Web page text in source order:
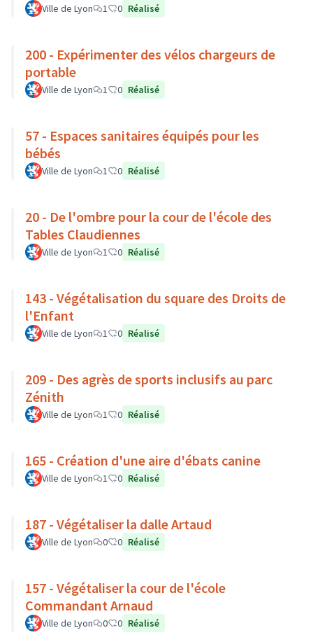
Ville de Lyon 1 0 Réalisé
200 - Expérimenter des vélos chargeurs de
portable
Ville de Lyon 1 0 Réalisé
57 - Espaces sanitaires équipés pour les
bébés
Ville de Lyon 1 0 Réalisé
20 - De l'ombre pour la cour de l'école des
Tables Claudiennes
Ville de Lyon 1 0 Réalisé
143 - Végétalisation du square des Droits de
l'Enfant
Ville de Lyon 1 0 Réalisé
209 - Des agrès de sports inclusifs au parc
Zénith
Ville de Lyon 1 0 Réalisé
165 - Création d'une aire d'ébats canine
Ville de Lyon 1 0 Réalisé
187 - Végétaliser la dalle Artaud
Ville de Lyon 0 0 Réalisé
157 - Végétaliser la cour de l'école
Commandant Arnaud
Ville de Lyon 0 0 Réalisé